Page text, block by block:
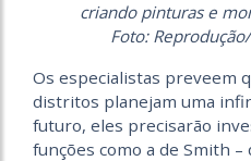
criando pinturas e
Foto:
Os especialistas preveem
distritos planejam uma
futuro, eles precisarão
funções como a de Smith